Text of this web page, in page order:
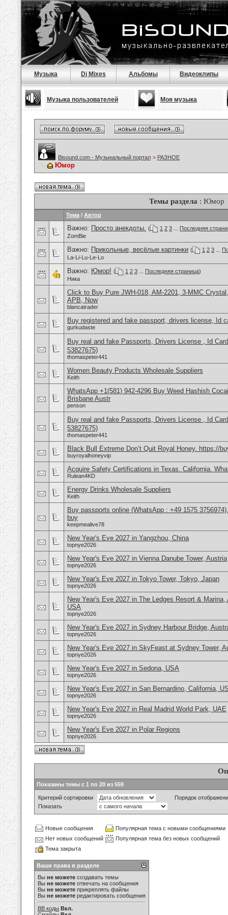
Музыка Dj Mixes Альбомы Видеоклипы
Музыка пользователей Моя музыка
Bisound.com - Музыкальный портал > РАЗНОЕ
Юмор
Темы раздела : Юмор
Тема / Автор
Важно: Просто анекдоты. ( 1 2 3
Последняя
ZomBie
Важно: Прикольные, весёлые картинки ( 1 2 3
La-Li-Lu-Le-Lo
Важно: Юмор! ( 1 2 3 Последняя страница)
Ника
Click to Buy Pure JWH-018, AM-2201, 3-MMC
APB, Now
blancatrader
Buy registered and fake passport, drivers license, Id
gurkudaste
Buy real and fake Passports, Drivers License , Id
53827675)
thomaspeter441
Women Beauty Products Wholesale Suppliers
Keith
WhatsApp +1(581) 942-4296 Buy Weed Hashish
Brisbane Austr
penson
Buy real and fake Passports, Drivers License , Id
53827675)
thomaspeter441
Black Bull Extreme Don’t Quit Royal Honey. https://
buyroyalhoneyvip
Acquire Safety Certifications in Texas. California.
Rulean4KD
Energy Drinks Wholesale Suppliers
Keith
Buy passports online (WhatsApp : +49 1575
buy
keepmealive78
New Year's Eve 2027 in Yangzhou, China
topnye2026
New Year's Eve 2027 in Vienna Danube Tower, Austria
topnye2026
New Year's Eve 2027 in Tokyo Tower, Tokyo, Japan
topnye2026
New Year's Eve 2027 in The Ledges Resort &
USA
topnye2026
New Year's Eve 2027 in Sydney Harbour Bridge,
topnye2026
New Year's Eve 2027 in SkyFeast at Sydney Tower,
topnye2026
New Year's Eve 2027 in Sedona, USA
topnye2026
New Year's Eve 2027 in San Bernardino, California,
topnye2026
New Year's Eve 2027 in Real Madrid World Park, UAE
topnye2026
New Year's Eve 2027 in Polar Regions
topnye2026
Показаны темы с 1 по 20 из 559
Критерий сортировки
Порядок
Показать
Новые сообщения
Популярная тема с новыми сообщениями
Нет новых сообщений
Популярная тема без новых сообщений
Тема закрыта
Ваши права в разделе
Вы не можете создавать темы
Вы не можете отвечать на сообщения
Вы не можете прикреплять файлы
Вы не можете редактировать сообщения
BB коды Вкл.